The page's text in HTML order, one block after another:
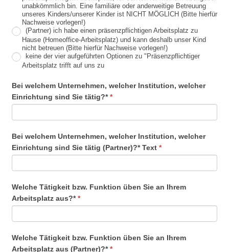
unabkömmlich bin. Eine familiäre oder anderweitige Betreuung
unseres Kinders/unserer Kinder ist NICHT MÖGLICH (Bitte hierfür
Nachweise vorlegen!)
(Partner) ich habe einen präsenzpflichtigen Arbeitsplatz zu
Hause (Homeoffice-Arbeitsplatz) und kann deshalb unser Kind
nicht betreuen (Bitte hierfür Nachweise vorlegen!)
keine der vier aufgeführten Optionen zu "Präsenzpflichtiger
Arbeitsplatz trifft auf uns zu
Bei welchem Unternehmen, welcher Institution, welcher
Einrichtung sind Sie tätig?**
Bei welchem Unternehmen, welcher Institution, welcher
Einrichtung sind Sie tätig (Partner)?* Text *
Welche Tätigkeit bzw. Funktion üben Sie an Ihrem
Arbeitsplatz aus?**
Welche Tätigkeit bzw. Funktion üben Sie an Ihrem
Arbeitsplatz aus (Partner)?**